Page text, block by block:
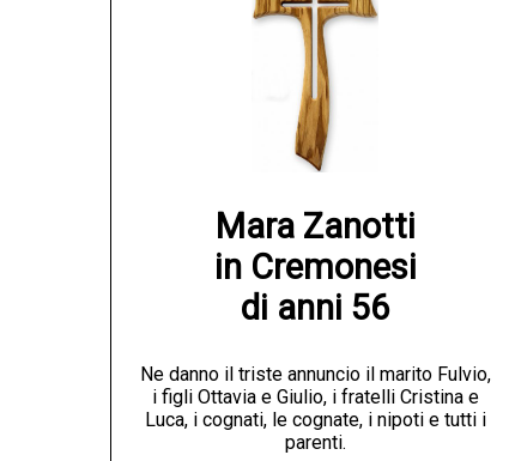
Mara Zanotti
in Cremonesi
di anni 56
Ne danno il triste annuncio il marito Fulvio,
i figli Ottavia e Giulio, i fratelli Cristina e
Luca, i cognati, le cognate, i nipoti e tutti i
parenti.